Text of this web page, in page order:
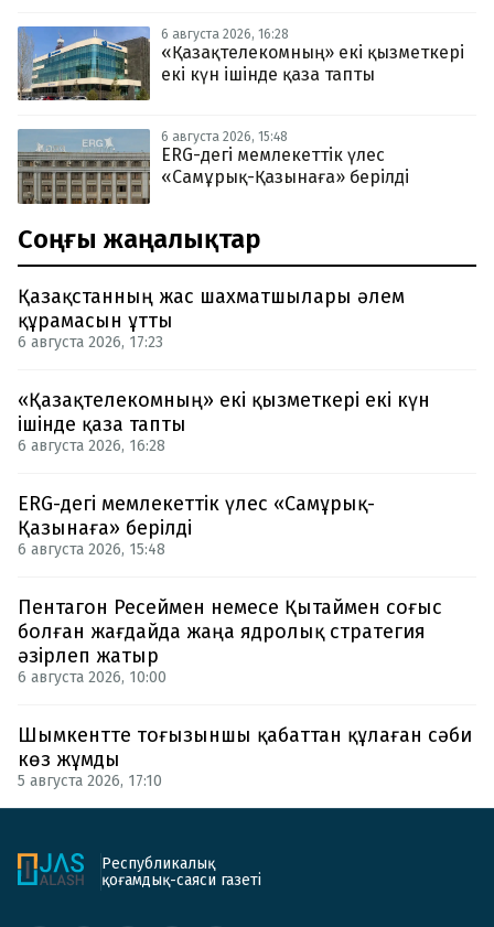
6 августа 2026, 16:28
«Қазақтелекомның» екі қызметкері
екі күн ішінде қаза тапты
6 августа 2026, 15:48
ERG-дегі мемлекеттік үлес
«Самұрық-Қазынаға» берілді
Соңғы жаңалықтар
Қазақстанның жас шахматшылары әлем
құрамасын ұтты
6 августа 2026, 17:23
«Қазақтелекомның» екі қызметкері екі күн
ішінде қаза тапты
6 августа 2026, 16:28
ERG-дегі мемлекеттік үлес «Самұрық-
Қазынаға» берілді
6 августа 2026, 15:48
Пентагон Ресеймен немесе Қытаймен соғыс
болған жағдайда жаңа ядролық стратегия
әзірлеп жатыр
6 августа 2026, 10:00
Шымкентте тоғызыншы қабаттан құлаған сәби
көз жұмды
5 августа 2026, 17:10
Республикалық
қоғамдық-саяси газеті